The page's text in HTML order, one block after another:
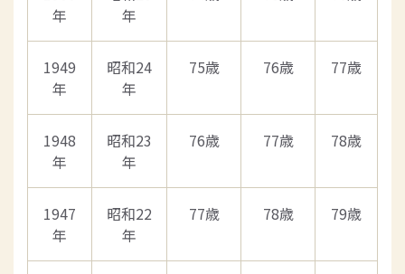
年
年
1949
年
昭和24
年
75歳 76歳 77歳
1948
年
昭和23
年
76歳 77歳 78歳
1947
年
昭和22
年
77歳 78歳 79歳